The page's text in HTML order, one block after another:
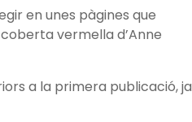
en unes pàgines que
vermella d’Anne
a la primera publicació, ja